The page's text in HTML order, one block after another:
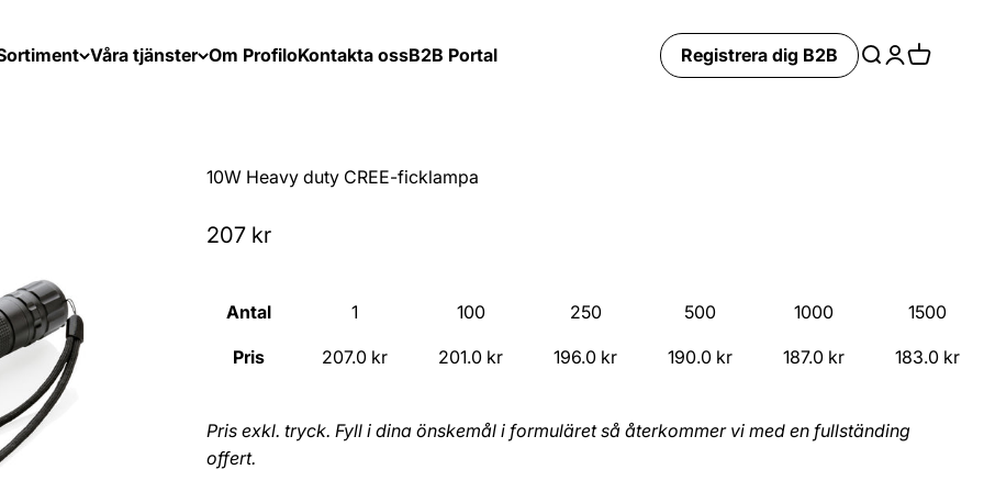
Våra tjänster Om ProfiloKontakta ossB2B Portal
Registrera dig B2B
Search
Login
Cart
10W Heavy duty CREE-ficklampa
Sale price
207 kr
Antal
Pris
1
207.0 kr
100
201.0 kr
250
196.0 kr
500
190.0 kr
1000
187.0 kr
1500
183.0 kr
Pris exkl. tryck. Fyll i dina önskemål i formuläret så återkommer vi med en fullständing
offert.